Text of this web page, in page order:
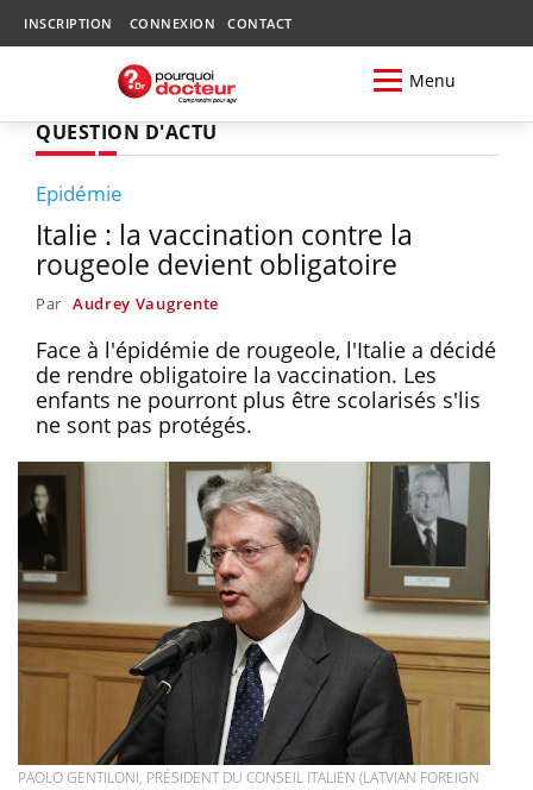
INSCRIPTION CONNEXION CONTACT
Menu
QUESTION D'ACTU
Epidémie
Italie : la vaccination contre la
rougeole devient obligatoire
Par Audrey Vaugrente
Face à l'épidémie de rougeole, l'Italie a décidé
de rendre obligatoire la vaccination. Les
enfants ne pourront plus être scolarisés s'lis
ne sont pas protégés.
PAOLO GENTILONI, PRÉSIDENT DU CONSEIL ITALIEN (LATVIAN FOREIGN